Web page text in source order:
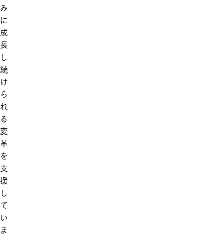
み
に
成
長
し
続
け
ら
れ
る
変
革
を
支
援
し
て
い
ま